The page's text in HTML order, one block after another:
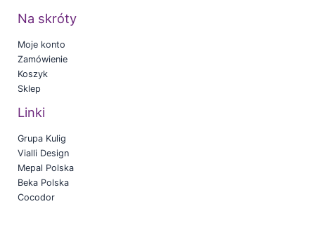
Na skróty
Moje konto
Zamówienie
Koszyk
Sklep
Linki
Grupa Kulig
Vialli Design
Mepal Polska
Beka Polska
Cocodor